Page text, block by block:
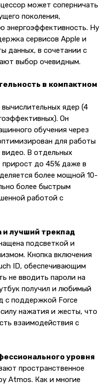
может соперничать
поколения,
энергоэффективность. Ну
сервисов Apple и
данных, в сочетании с
выбор очевидным.
в компактном
ядер (4
Он
обучения через
для работы
В отдельных
до 45% даже в
более мощной 10-
более быстрым
работой с
и лучший трекпад
подсветкой и
Кнопка включения
ID, обеспечивающим
не вводить пароли на
получил и любимый
с поддержкой Force
нажатия и жесты, что
взаимодействия с
уровня
пространственное
Atmos. Как и многие